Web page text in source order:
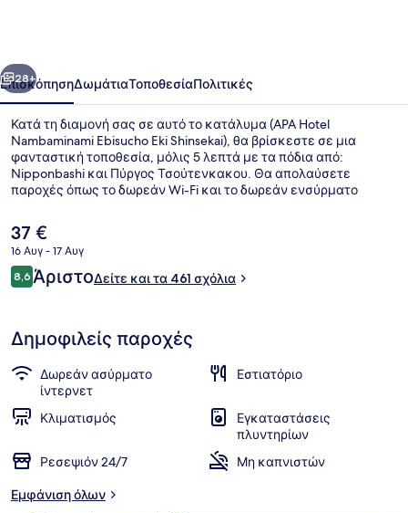
Shinsekai
Ρεσεψιόν
Επόμενο
28+
ΕπισκόπησηΔωμάτιαΤοποθεσίαΠολιτικές
Κατά τη διαμονή σας σε αυτό το κατάλυμα (APA Hotel
Nambaminami Ebisucho Eki Shinsekai), θα βρίσκεστε σε μια
φανταστική τοποθεσία, μόλις 5 λεπτά με τα πόδια από:
Nipponbashi και Πύργος Τσούτενκακου. Θα απολαύσετε
παροχές όπως το δωρεάν Wi-Fi και το δωρεάν ενσύρματο
βρείτε: Συγκρότημα Σπα Spa World και Αγορά Κουρόμον. Για το
εξυπηρετικό προσωπικό και την τοποθεσία το κατάλυμα
λαμβάνει καλή βαθμολογία από τους ταξιδιώτες. Το κατάλυμα
βρίσκεται πολύ κοντά με τα πόδια από τα μέσα μαζικής
μεταφοράς: ο σταθμός Σταθμός Ebisucho είναι μερικά μόλις
Η
τρέχουσα
τιμή
είναι
37 €
16 Αυγ - 17 Αυγ
Σχόλια
8,68,6 στα 10
ΆριστοΔείτε και τα 461 σχόλια
Δημοφιλείς παροχές
Δωρεάν ασύρματο
ίντερνετ
Εστιατόριο
Κλιματισμός
Εγκαταστάσεις
πλυντηρίων
Ρεσεψιόν 24/7
Μη καπνιστών
Εμφάνιση όλων